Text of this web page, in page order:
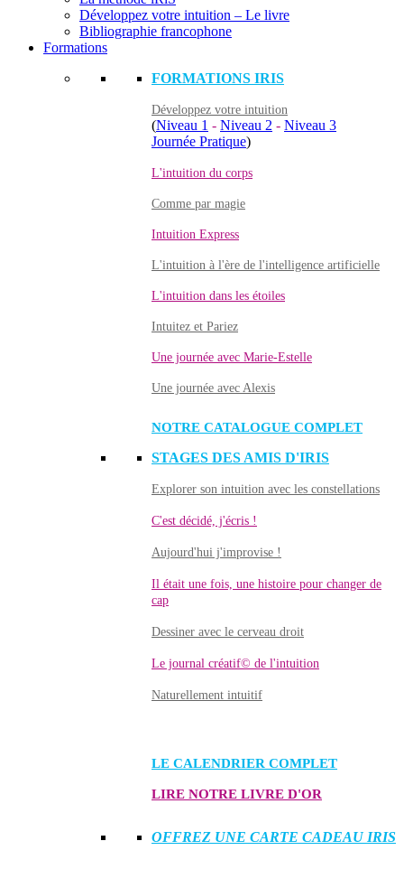
Développez votre intuition – Le livre
Bibliographie francophone
Formations
FORMATIONS IRIS
Développez votre intuition
(Niveau 1 - Niveau 2 - Niveau 3
Journée Pratique)
L'intuition du corps
Comme par magie
Intuition Express
L'intuition à l'ère de l'intelligence artificielle
L'intuition dans les étoiles
Intuitez et Pariez
Une journée avec Marie-Estelle
Une journée avec Alexis
NOTRE CATALOGUE COMPLET
STAGES DES AMIS D'IRIS
Explorer son intuition avec les constellations
C'est décidé, j'écris !
Aujourd'hui j'improvise !
Il était une fois, une histoire pour changer de
cap
Dessiner avec le cerveau droit
Le journal créatif© de l'intuition
Naturellement intuitif
LE CALENDRIER COMPLET
LIRE NOTRE LIVRE D'OR
OFFREZ UNE CARTE CADEAU IRIS